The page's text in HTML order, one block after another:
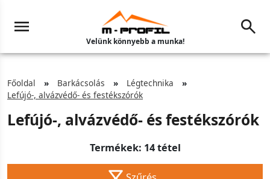
Velünk könnyebb a munka!
Főoldal Barkácsolás
Légtechnika
Lefújó-, alvázvédő- és festékszórók
Lefújó-, alvázvédő- és festékszórók
Termékek: 14 tétel